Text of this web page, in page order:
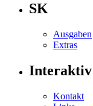
SK
Ausgaben
Extras
Interaktiv
Kontakt